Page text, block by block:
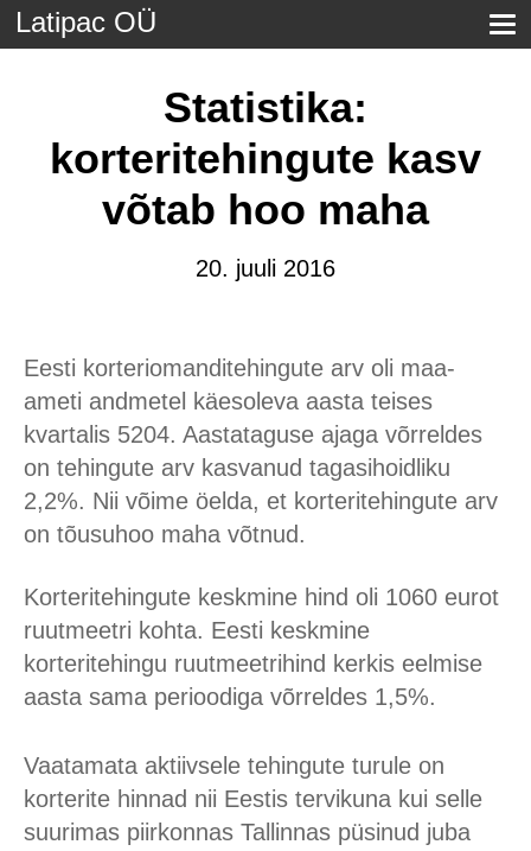
Latipac OÜ
Statistika:
korteritehingute kasv
võtab hoo maha
20. juuli 2016
Eesti korteriomanditehingute arv oli maa-
ameti andmetel käesoleva aasta teises
kvartalis 5204. Aastataguse ajaga võrreldes
on tehingute arv kasvanud tagasihoidliku
2,2%. Nii võime öelda, et korteritehingute arv
on tõusuhoo maha võtnud.
Korteritehingute keskmine hind oli 1060 eurot
ruutmeetri kohta. Eesti keskmine
korteritehingu ruutmeetrihind kerkis eelmise
aasta sama perioodiga võrreldes 1,5%.
Vaatamata aktiivsele tehingute turule on
korterite hinnad nii Eestis tervikuna kui selle
suurimas piirkonnas Tallinnas püsinud juba